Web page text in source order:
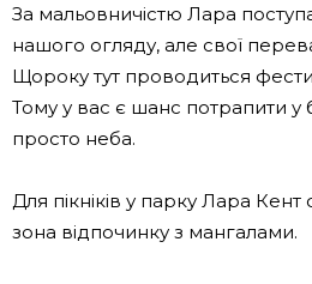
За мальовничістю Лара
нашого огляду, але свої
Щороку тут проводиться
Тому у вас є шанс потрапити
просто неба.
Для пікніків у парку Лара
зона відпочинку з мангалами.